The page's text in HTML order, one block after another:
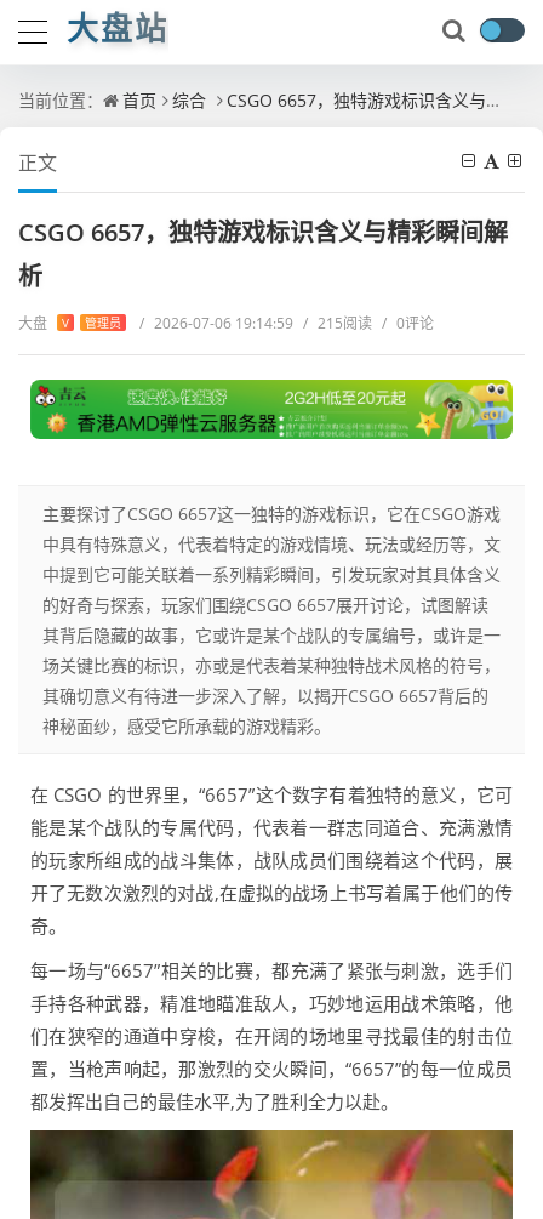
大盘站
当前位置： 首页 综合 CSGO 6657，独特游戏标识含义与精彩瞬间解析
正文
CSGO 6657，独特游戏标识含义与精彩瞬间解
析
大盘 V 管理员 / 2026-07-06 19:14:59 / 215阅读 / 0评论
主要探讨了CSGO 6657这一独特的游戏标识，它在CSGO游戏
中具有特殊意义，代表着特定的游戏情境、玩法或经历等，文
中提到它可能关联着一系列精彩瞬间，引发玩家对其具体含义
的好奇与探索，玩家们围绕CSGO 6657展开讨论，试图解读
其背后隐藏的故事，它或许是某个战队的专属编号，或许是一
场关键比赛的标识，亦或是代表着某种独特战术风格的符号，
其确切意义有待进一步深入了解，以揭开CSGO 6657背后的
神秘面纱，感受它所承载的游戏精彩。
在 CSGO 的世界里，“6657”这个数字有着独特的意义，它可
能是某个战队的专属代码，代表着一群志同道合、充满激情
的玩家所组成的战斗集体，战队成员们围绕着这个代码，展
开了无数次激烈的对战,在虚拟的战场上书写着属于他们的传
奇。
每一场与“6657”相关的比赛，都充满了紧张与刺激，选手们
手持各种武器，精准地瞄准敌人，巧妙地运用战术策略，他
们在狭窄的通道中穿梭，在开阔的场地里寻找最佳的射击位
置，当枪声响起，那激烈的交火瞬间，“6657”的每一位成员
都发挥出自己的最佳水平,为了胜利全力以赴。